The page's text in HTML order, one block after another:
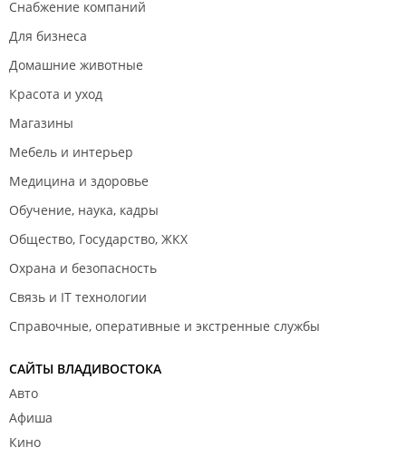
Снабжение компаний
Для бизнеса
Домашние животные
Красота и уход
Магазины
Мебель и интерьер
Медицина и здоровье
Обучение, наука, кадры
Общество, Государство, ЖКХ
Охрана и безопасность
Связь и IT технологии
Справочные, оперативные и экстренные службы
САЙТЫ ВЛАДИВОСТОКА
Авто
Афиша
Кино